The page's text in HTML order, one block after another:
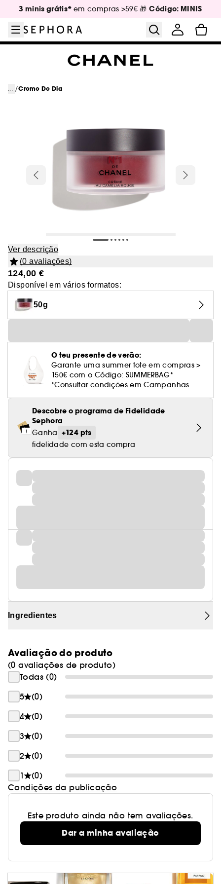
Ir para o menu
Ir para o conteúdo principal
Ir para o rodapé
3 minis grátis* em compras >59€ 🎁Código: MINIS
... /Creme De Dia
Ver descrição
(0 avaliações)
124,00 €
Disponível em vários formatos:
50g
O teu presente de verão:
Garante uma summer tote em compras >
150€ com o Código: SUMMERBAG*
*Consultar condições em Campanhas
Descobre o programa de Fidelidade
Sephora
Ganha +124 pts
fidelidade com esta compra
Ingredientes
Avaliação do produto
(0 avaliações de produto)
Todas (0)
5
(0)
4
(0)
3
(0)
2
(0)
1
(0)
Condições da publicação
Este produto ainda não tem avaliações.
Dar a minha avaliação